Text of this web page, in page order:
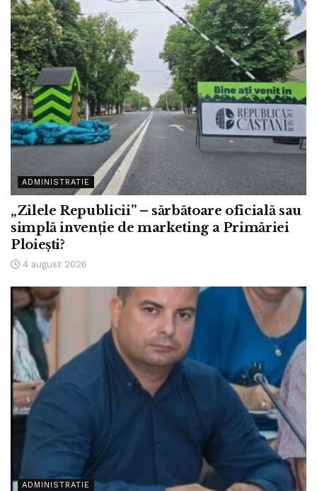
ADMINISTRATIE
„Zilele Republicii” – sărbătoare oficială sau
simplă invenție de marketing a Primăriei
Ploiești?
4 august 2026
ADMINISTRATIE